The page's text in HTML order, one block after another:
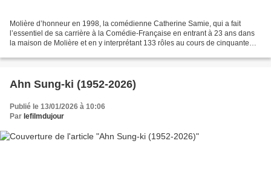
Molière d’honneur en 1998, la comédienne Catherine Samie, qui a fait
l’essentiel de sa carrière à la Comédie-Française en entrant à 23 ans dans
la maison de Molière et en y interprétant 133 rôles au cours de cinquante
Ahn Sung-ki (1952-2026)
Publié le 13/01/2026 à 10:06
Par lefilmdujour